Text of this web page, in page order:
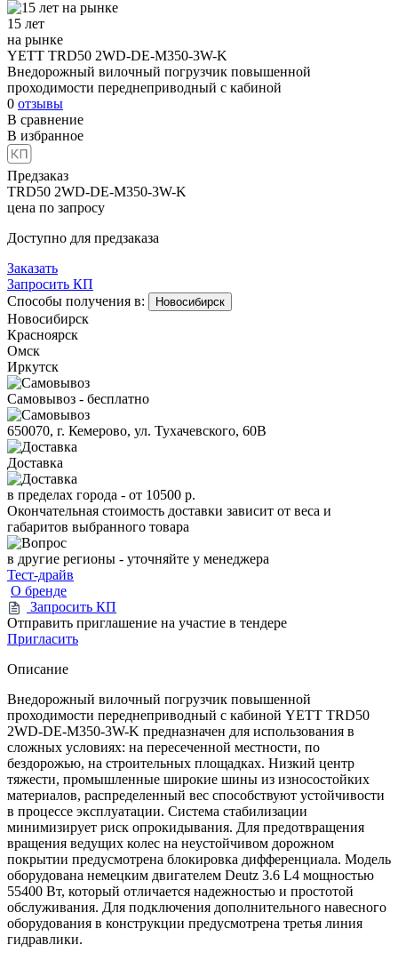
15 лет
на рынке
YETT TRD50 2WD-DE-M350-3W-K
Внедорожный вилочный погрузчик повышенной
проходимости переднеприводный с кабиной
0 отзывы
В сравнение
В избранное
Предзаказ
TRD50 2WD-DE-M350-3W-K
цена по запросу
Доступно для предзаказа
Заказать
Запросить КП
Способы получения в:
Новосибирск
Новосибирск
Красноярск
Омск
Иркутск
Самовывоз - бесплатно
650070, г. Кемерово, ул. Тухачевского, 60В
Доставка
в пределах города - от 10500 р.
Окончательная стоимость доставки зависит от веса и
габаритов выбранного товара
в другие регионы - уточняйте у менеджера
Тест-драйв
О бренде
Запросить КП
Отправить приглашение на участие в тендере
Пригласить
Описание
Внедорожный вилочный погрузчик повышенной
проходимости переднеприводный с кабиной YETT TRD50
2WD-DE-M350-3W-K предназначен для использования в
сложных условиях: на пересеченной местности, по
бездорожью, на строительных площадках. Низкий центр
тяжести, промышленные широкие шины из износостойких
материалов, распределенный вес способствуют устойчивости
в процессе эксплуатации. Система стабилизации
минимизирует риск опрокидывания. Для предотвращения
вращения ведущих колес на неустойчивом дорожном
покрытии предусмотрена блокировка дифференциала. Модель
оборудована немецким двигателем Deutz 3.6 L4 мощностью
55400 Вт, который отличается надежностью и простотой
обслуживания. Для подключения дополнительного навесного
оборудования в конструкции предусмотрена третья линия
гидравлики.